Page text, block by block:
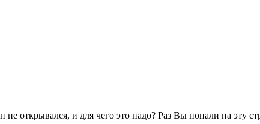
открывался, и для чего это надо? Раз Вы попали на эту